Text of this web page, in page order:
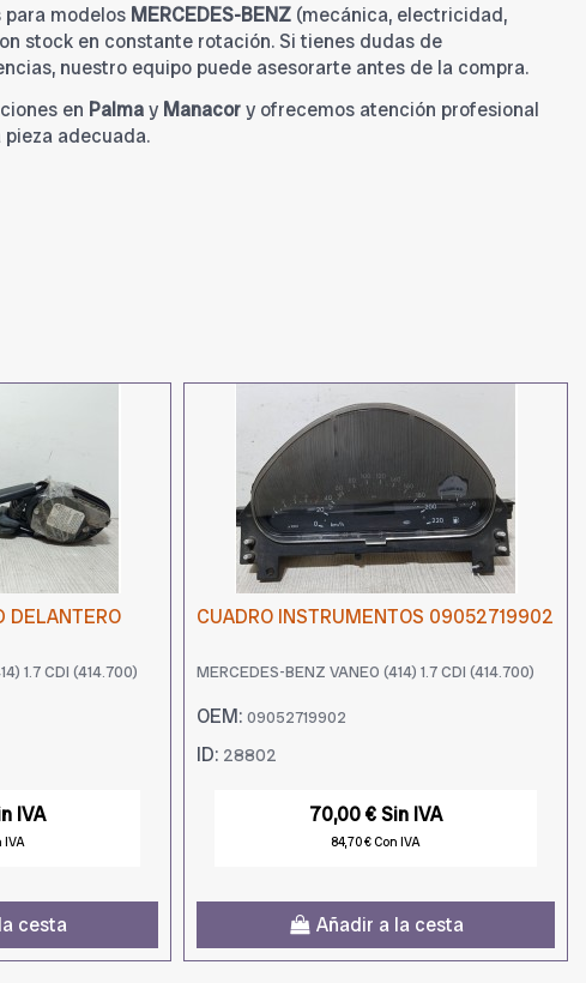
para modelos MERCEDES-BENZ (mecánica, electricidad,
stock en constante rotación. Si tienes dudas de
nuestro equipo puede asesorarte antes de la compra.
en Palmay Manacory ofrecemos atención profesional
adecuada.
DELANTERO
1.7 CDI (414.700)
IVA
IVA
cesta
CUADRO INSTRUMENTOS 09052719902
MERCEDES-BENZ VANEO (414) 1.7 CDI (414.700)
OEM: 09052719902
ID: 28802
70,00 € Sin IVA
84,70 € Con IVA
Añadir a la cesta